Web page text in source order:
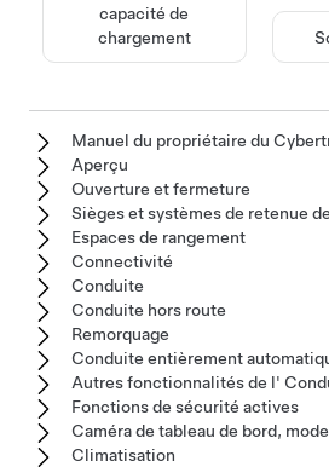
capacité de
chargement
Manuel du propriétaire du
Aperçu
Ouverture et fermeture
Sièges et systèmes de retenue
Espaces de rangement
Connectivité
Conduite
Conduite hors route
Remorquage
Conduite entièrement
Autres fonctionnalités de l'
Fonctions de sécurité actives
Caméra de tableau de bord,
Climatisation